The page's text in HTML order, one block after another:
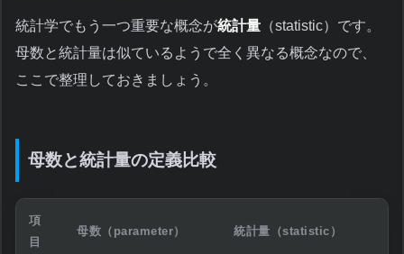
統計学でもう一つ重要な概念が統計量 （statistic）です。
母数と統計量は似ているようで全く異なる概念なので、
ここで整理しておきましょう。
母数と統計量の定義比較
項
目
母数（parameter） 統計量（statistic）